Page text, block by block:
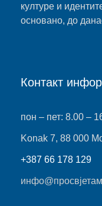
културе и
основано, до
Контакт
пон – пет: 8.00 –
Konak 7, 88 000
+387 66 178 129